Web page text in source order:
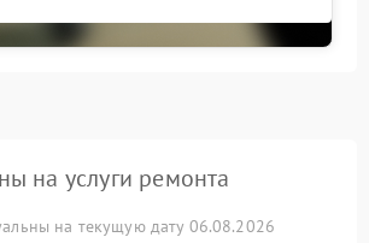
на услуги ремонта
на текущую дату 06.08.2026